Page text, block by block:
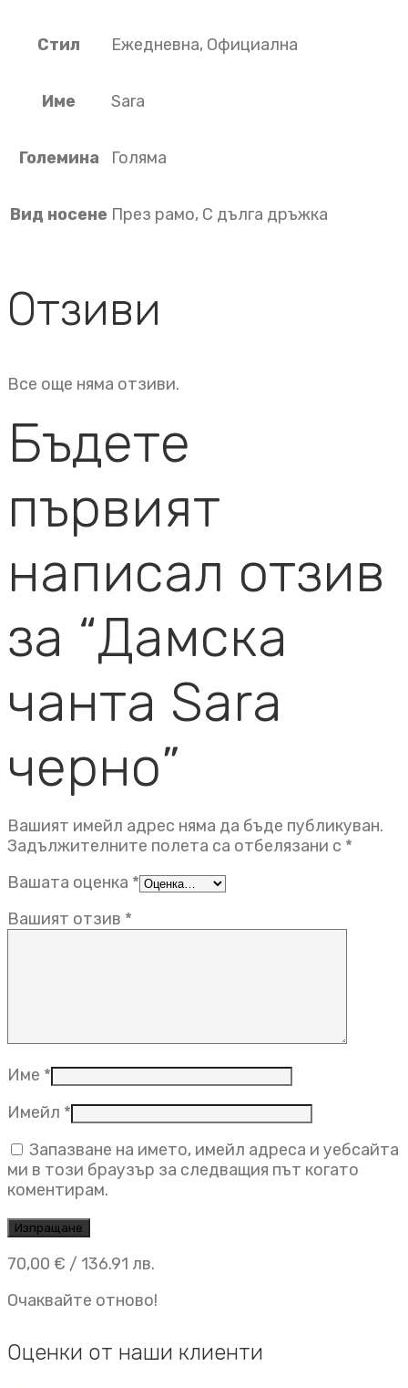
Стил Ежедневна, Официална
Име Sara
Големина Голяма
Вид носене През рамо, С дълга дръжка
Отзиви
Все още няма отзиви.
Бъдете
първият
написал отзив
за “Дамска
чанта Sara
черно”
Вашият имейл адрес няма да бъде публикуван.
Задължителните полета са отбелязани с *
Вашата оценка *
Вашият отзив *
Име *
Имейл *
Запазване на името, имейл адреса и уебсайта
ми в този браузър за следващия път когато
коментирам.
70,00 € / 136.91 лв.
Очаквайте отново!
Оценки от наши клиенти